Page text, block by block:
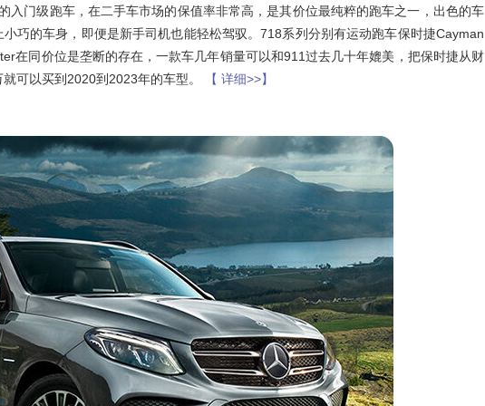
入门级跑车，在二手车市场的保值率非常高，是其价位最纯粹的跑车之一，出色的车
巧的车身，即便是新手司机也能轻松驾驭。718系列分别有运动跑车保时捷Cayman
在同价位是垄断的存在，一款车几年销量可以和911过去几十年媲美，把保时捷从财
可以买到2020到2023年的车型。
【 详细>>】